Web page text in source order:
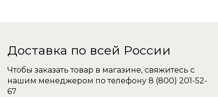
Доставка по всей России
Чтобы заказать товар в магазине, свяжитесь с
нашим менеджером по телефону 8 (800) 201-52-
67